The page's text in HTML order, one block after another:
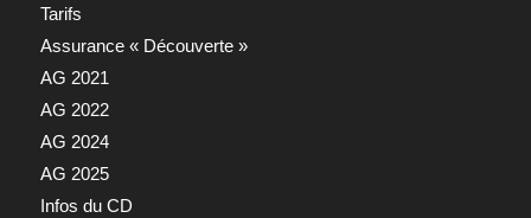
Tarifs
Assurance « Découverte »
AG 2021
AG 2022
AG 2024
AG 2025
Infos du CD